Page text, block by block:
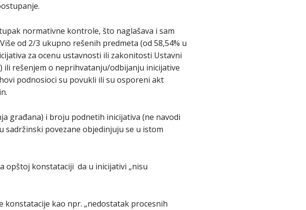
normativne kontrole, što naglašava i sam
od 2/3 ukupno rešenih predmeta (od 58,54% u
za ocenu ustavnosti ili zakonitosti Ustavni
ili rešenjem o neprihvatanju/odbijanju inicijative
podnosioci su povukli ili su osporeni akt
građana) i broju podnetih inicijativa (ne navodi
sadržinski povezane objedinjuju se u istom
opštoj konstataciji da u inicijativi „nisu
konstatacije kao npr. „nedostatak procesnih